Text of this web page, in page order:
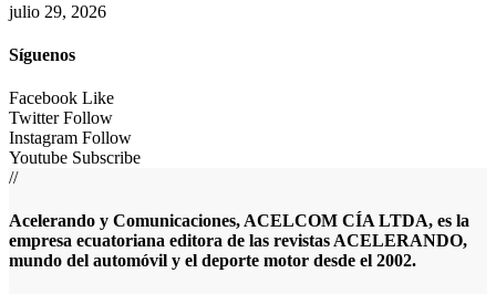
julio 29, 2026
Síguenos
Facebook Like
Twitter Follow
Instagram Follow
Youtube Subscribe
//
Acelerando y Comunicaciones, ACELCOM CÍA LTDA, es la
empresa ecuatoriana editora de las revistas ACELERANDO,
mundo del automóvil y el deporte motor desde el 2002.